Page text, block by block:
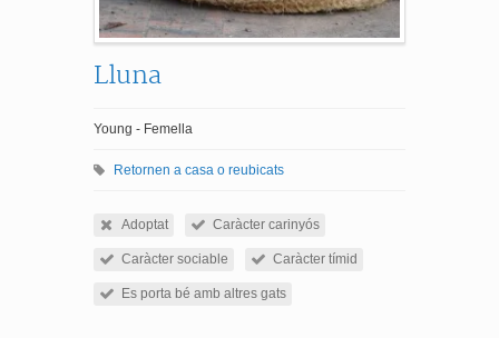
Lluna
Young - Femella
Retornen a casa o reubicats
Adoptat Caràcter carinyós
Caràcter sociable Caràcter tímid
Es porta bé amb altres gats